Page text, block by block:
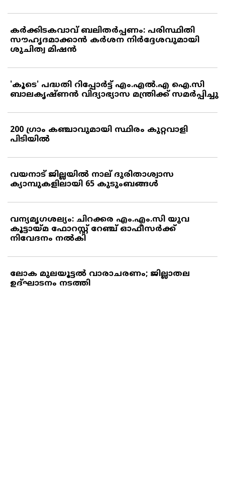
കര്‍ക്കിടകവാവ് ബലിതര്‍പ്പണം: പരിസ്ഥിതി
സൗഹൃദമാക്കാന്‍ കര്‍ശന നിര്‍ദ്ദേശവുമായി
ശുചിത്വ മിഷന്‍
'കൂടെ' പദ്ധതി റിപ്പോര്‍ട്ട് എം.എല്‍.എ ഐ.സി
ബാലകൃഷ്ണന്‍ വിദ്യാഭ്യാസ മന്ത്രിക്ക് സമര്‍പ്പിച്ചു
200 ഗ്രാം കഞ്ചാവുമായി സ്ഥിരം കുറ്റവാളി
പിടിയില്‍
വയനാട് ജില്ലയില്‍ നാല് ദുരിതാശ്വാസ
ക്യാമ്പുകളിലായി 65 കുടുംബങ്ങള്‍
വന്യമൃഗശല്യം: ചിറക്കര എം.എം.സി യുവ
കൂട്ടായ്മ ഫോറസ്റ്റ് റേഞ്ച് ഓഫീസര്‍ക്ക്
നിവേദനം നല്‍കി
ലോക മുലയൂട്ടല്‍ വാരാചരണം; ജില്ലാതല
ഉദ്ഘാടനം നടത്തി